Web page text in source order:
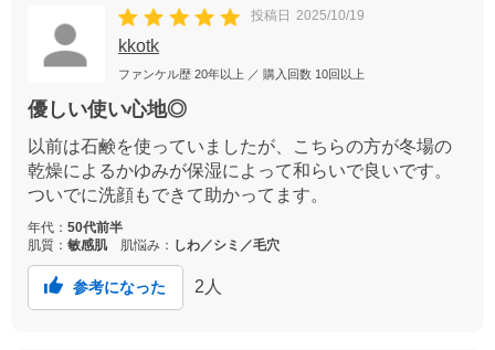
投稿日 2025/10/19
kkotk
ファンケル歴 20年以上 ／ 購入回数 10回以上
優しい使い心地◎
以前は石鹸を使っていましたが、こちらの方が冬場の
乾燥によるかゆみが保湿によって和らいで良いです。
ついでに洗顔もできて助かってます。
年代： 50代前半
肌質： 敏感肌 肌悩み： しわ／シミ／毛穴
参考になった 2 人